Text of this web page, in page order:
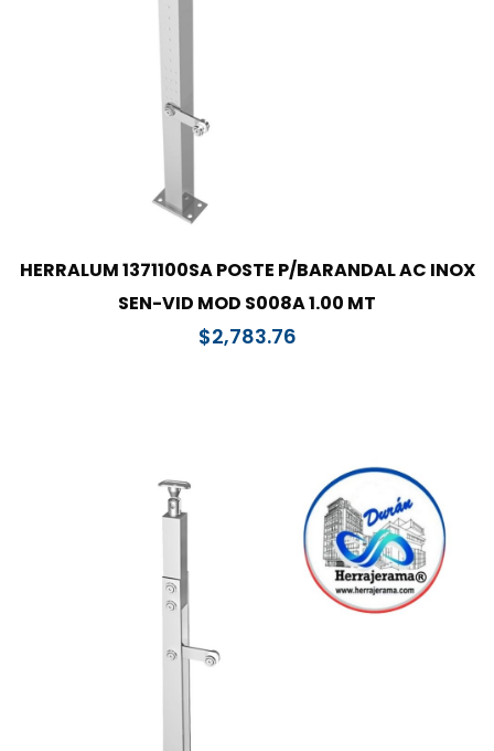
HERRALUM 1371100SA POSTE P/BARANDAL AC INOX
SEN-VID MOD S008A 1.00 MT
$2,783.76